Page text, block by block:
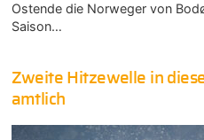
Ostende die Norweger von
Saison…
Zweite Hitzewelle in
amtlich